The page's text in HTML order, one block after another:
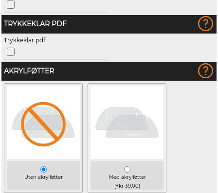
TRYKKEKLAR PDF
Trykkeklar pdf:
AKRYLFØTTER
Uten akrylføtter
Med akrylføtter
(+kr 39,00)